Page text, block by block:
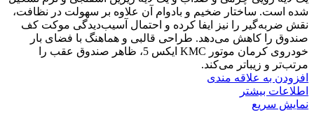
شده است. ساختار ضخیم و بادوام آن علاوه بر سهولت در نظافت،
نقش ضربه‌گیر را نیز ایفا کرده و احتمال آسیب‌دیدگی موکت کف
صندوق را کاهش می‌دهد. طراحی قالبی و هماهنگ با فضای بار
خودروی کرمان موتور KMC ایکس 5، ظاهر صندوق عقب را
مرتب‌تر و زیباتر می‌کند.
افزودن به علاقه مندی
اطلاعات بیشتر
نمایش سریع